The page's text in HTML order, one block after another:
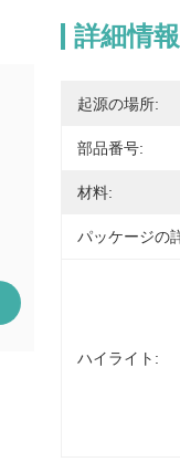
詳細情報
起源の場所:
部品番号:
材料:
パッケージの
ハイライト: